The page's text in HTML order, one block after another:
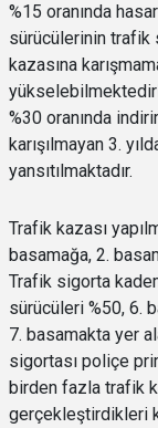
%15 oranında
sürücülerinin
kazasına
%30 oranında
karışılmayan 3.
yansıtılmaktadır.
Trafik kazası
basamağa, 2.
Trafik sigorta
sürücüleri %50, 6.
7. basamakta yer
sigortası poliçe
birden fazla trafik
gerçekleştirdikleri